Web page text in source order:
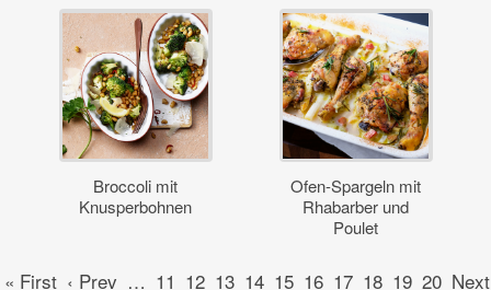
Broccoli mit
Knusperbohnen
Ofen-Spargeln mit
Rhabarber und
Poulet
« First ‹ Prev … 11 12 13 14 15 16 17 18 19 20 Next